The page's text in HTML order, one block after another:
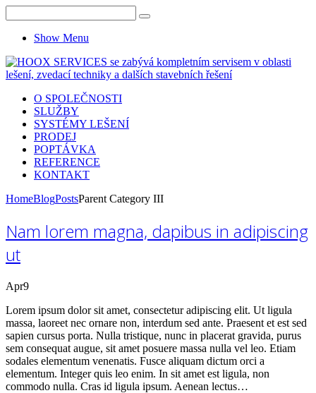
Show Menu
O SPOLEČNOSTI
SLUŽBY
SYSTÉMY LEŠENÍ
PRODEJ
POPTÁVKA
REFERENCE
KONTAKT
HomeBlogPostsParent Category III
Nam lorem magna, dapibus in adipiscing
ut
Apr9
Lorem ipsum dolor sit amet, consectetur adipiscing elit. Ut ligula
massa, laoreet nec ornare non, interdum sed ante. Praesent et est sed
sapien cursus porta. Nulla tristique, nunc in placerat gravida, purus
sem consequat augue, sit amet posuere massa nulla vel leo. Etiam
sodales elementum venenatis. Fusce aliquam dictum orci a
elementum. Integer quis leo enim. In sit amet est ligula, non
commodo nulla. Cras id ligula ipsum. Aenean lectus…